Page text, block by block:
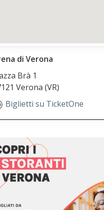
di Verona
Brà 1
Verona (VR)
Biglietti su TicketOne